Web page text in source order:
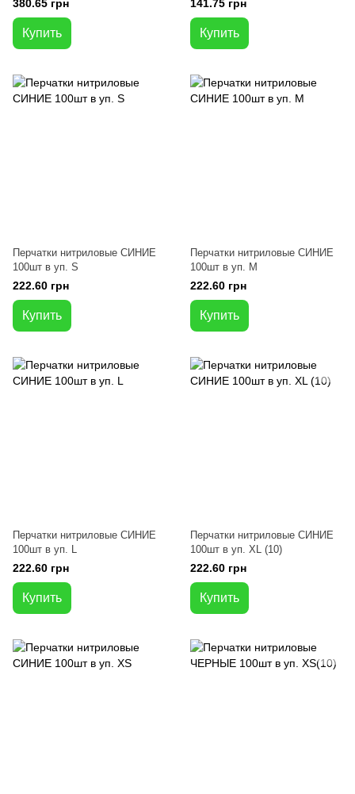
380.65 грн
Купить
141.75 грн
Купить
Перчатки нитриловые СИНИЕ
100шт в уп. S
222.60 грн
Купить
Перчатки нитриловые СИНИЕ
100шт в уп. M
222.60 грн
Купить
Перчатки нитриловые СИНИЕ
100шт в уп. L
222.60 грн
Купить
Перчатки нитриловые СИНИЕ
100шт в уп. XL (10)
222.60 грн
Купить